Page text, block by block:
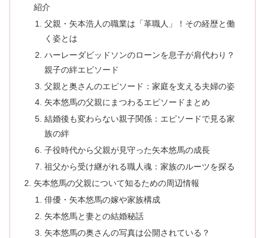
紹介
父親・矢本浩人の職業は「革職人」！その経歴と働
く姿とは
ハーレーダビッドソンのローンを息子が肩代わり？
親子の絆エピソード
父親と奥さんのエピソード：家庭を支える夫婦の姿
矢本悠馬の父親にまつわるエピソードまとめ
結婚後も変わらない親子関係：エピソードで見る家
族の絆
子役時代から父親が見守った矢本悠馬の成長
祖父から受け継がれる職人魂：家族のルーツを探る
矢本悠馬の父親について知るための周辺情報
俳優・矢本悠馬の嫁や家族構成
矢本悠馬と妻との結婚秘話
矢本悠馬の奥さんの写真は公開されている？